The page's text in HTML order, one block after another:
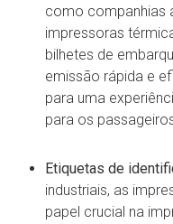
como companhias
impressoras
bilhetes de
emissão rápida e
para uma
para os
Etiquetas de
industriais, as
papel crucial na